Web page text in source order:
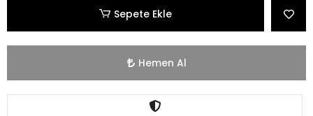
Sepete Ekle
Hemen Al